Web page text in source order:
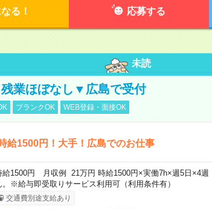
る！ 応募する
未読
業ほぼなし▼広島で受付
ブランクOK WEB登録・面接OK
給1500円！大手！広島でのお仕事
給1500円 月収例 21万円 時給1500円×実働7h×週5日×4
。※給与即受取りサービス利用可（利用条件有）
交通費別途支給あり